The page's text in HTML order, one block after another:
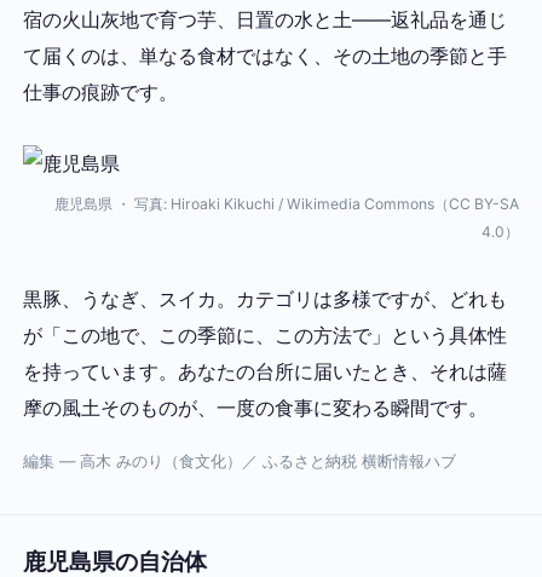
宿の火山灰地で育つ芋、日置の水と土——返礼品を通じ
て届くのは、単なる食材ではなく、その土地の季節と手
仕事の痕跡です。
鹿児島県 ・ 写真: Hiroaki Kikuchi / Wikimedia Commons（CC BY-SA
4.0）
黒豚、うなぎ、スイカ。カテゴリは多様ですが、どれも
が「この地で、この季節に、この方法で」という具体性
を持っています。あなたの台所に届いたとき、それは薩
摩の風土そのものが、一度の食事に変わる瞬間です。
編集 — 高木 みのり（食文化）／ ふるさと納税 横断情報ハブ
鹿児島県の自治体